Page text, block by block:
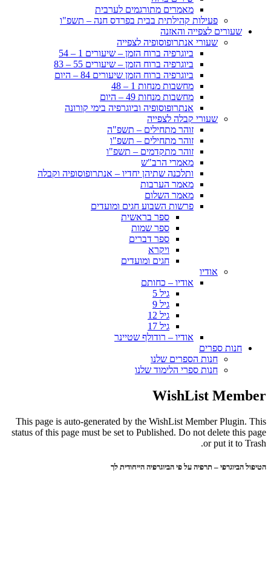
מאמרים מתורגמים לערבית
פעילות קהילתית בבית בפרדס חנה – תשפ"ו
שעורים לצפייה והאזנה
שעורי אנתרופוסופיה לצפייה
ביוגרפיה ברוח הזמן – שיעורים 1 – 54
ביוגרפיה ברוח הזמן – שיעורים 55 – 83
ביוגרפיה ברוח הזמן שיעורים 84 – היום
מחשבות מנחות 1 – 48
מחשבות מנחות 49 – היום
אנתרופוסופיה וביוגרפיה בימי קורונה
שעורי קבלה לצפייה
זוהר מתחילים – תשפ"ה
זוהר מתחילים – תשפ"ו
זוהר מתקדמים – תשפ"ו
מאמרי הרב"ש
ותלכנה שתיהן יחדיו – אנתרופוסופיה וקבלה
מאמר הערבות
מאמר השלום
פרשות השבוע חגים ומועדים
ספר בראשית
ספר שמות
ספר דברים
ויקרא
חגים ומועדים
אודיו
אודיו – כחותם
גיל 5
גיל 9
גיל 12
גיל 17
אודיו – רודולף שטיינר
חנות ספרים
חנות הספרים שלנו
חנות ספרי הלימוד שלנו
WishList Member
This page is auto-generated by the WishList Member Plugin. This
status of this page must be set to Published. Do not delete this page
or put it to Trash.
הטיפול הביוגרפי – תרפיה על פי הביוגרפיה הייחודית לך